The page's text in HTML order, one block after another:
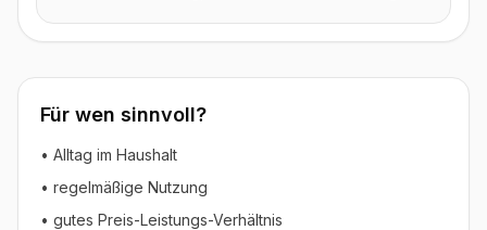
Für wen sinnvoll?
• Alltag im Haushalt
• regelmäßige Nutzung
• gutes Preis-Leistungs-Verhältnis